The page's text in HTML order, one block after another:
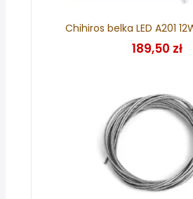
Chihiros belka LED A201
189,50 zł